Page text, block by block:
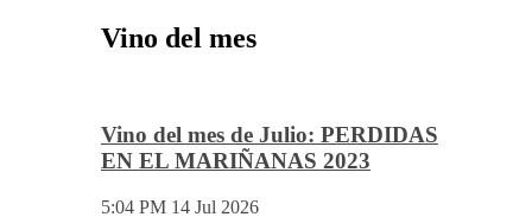
Vino del mes
Vino del mes de Julio: PERDIDAS
EN EL MARIÑANAS 2023
5:04 PM 14 Jul 2026